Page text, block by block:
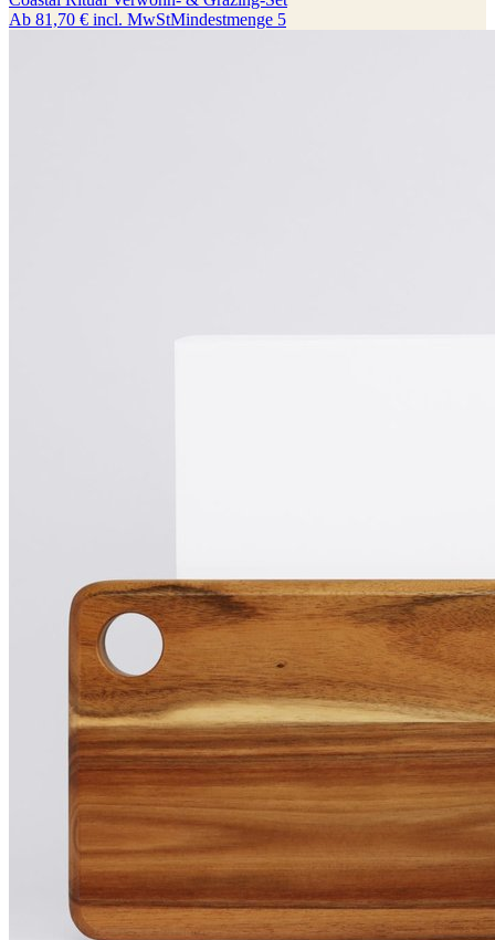
Ab 81,70 € incl. MwStMindestmenge 5